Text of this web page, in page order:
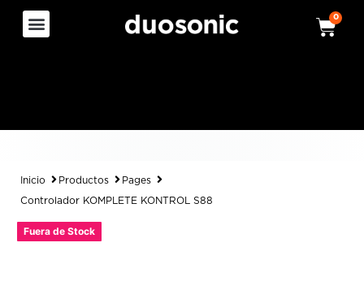
0
Inicio Productos Pages
Controlador KOMPLETE KONTROL S88
Fuera de Stock